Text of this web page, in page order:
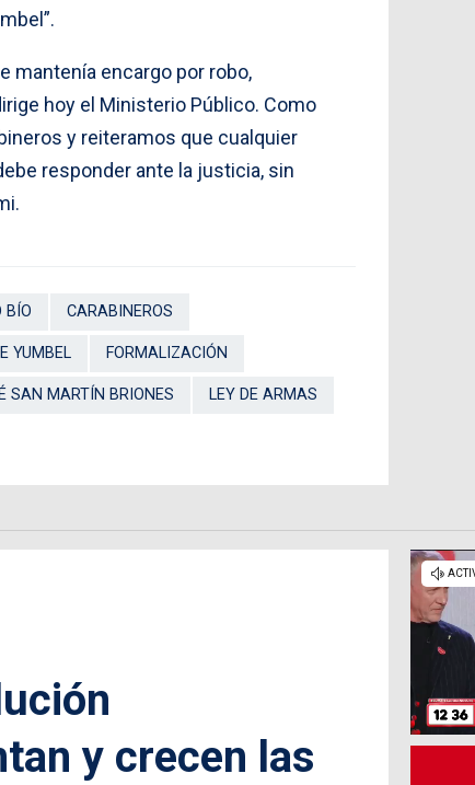
mantenía encargo por robo,
hoy el Ministerio Público. Como
y reiteramos que cualquier
responder ante la justicia, sin
BÍO CARABINEROS
YUMBEL FORMALIZACIÓN
SAN MARTÍN BRIONES LEY DE ARMAS
y crecen las